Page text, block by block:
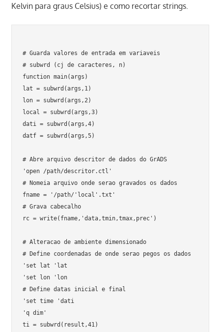
Kelvin para graus Celsius) e como recortar strings.
# Guarda valores de entrada em variaveis
# subwrd (cj de caracteres, n)
function main(args)
lat = subwrd(args,1)
lon = subwrd(args,2)
local = subwrd(args,3)
dati = subwrd(args,4)
datf = subwrd(args,5)
# Abre arquivo descritor de dados do GrADS
'open /path/descritor.ctl'
# Nomeia arquivo onde serao gravados os dados
fname = '/path/'local'.txt'
# Grava cabecalho
rc = write(fname,'data,tmin,tmax,prec')
# Alteracao de ambiente dimensionado
# Define coordenadas de onde serao pegos os dados
'set lat 'lat
'set lon 'lon
# Define datas inicial e final
'set time 'dati
'q dim'
ti = subwrd(result,41)